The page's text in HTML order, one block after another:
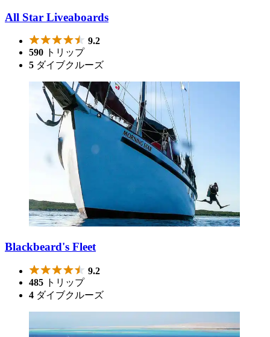
All Star Liveaboards
9.2
590 トリップ
5 ダイブクルーズ
Blackbeard's Fleet
9.2
485 トリップ
4 ダイブクルーズ